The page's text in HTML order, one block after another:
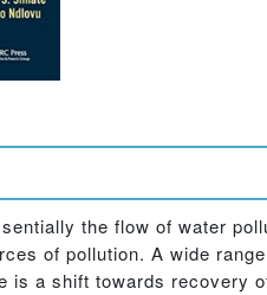
the flow of water
of pollution. A wide
is a shift towards recovery